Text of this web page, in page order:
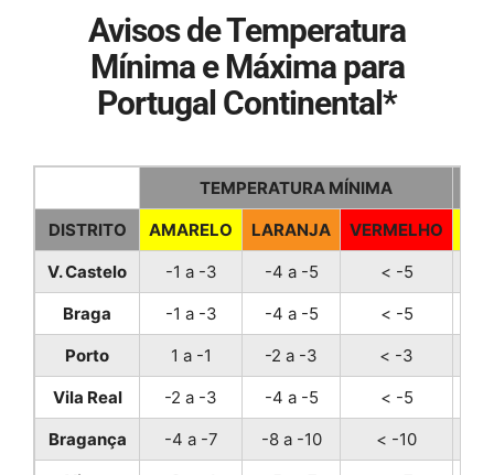
Avisos de Temperatura
Mínima e Máxima para
Portugal Continental*
TEMPERATURA MÍNIMA
DISTRITO
AMARELO LARANJA VERMELHO
V. Castelo
-1 a -3 -4 a -5 < -5
Braga
-1 a -3 -4 a -5 < -5
Porto
1 a -1 -2 a -3 < -3
Vila Real
-2 a -3 -4 a -5 < -5
Bragança
-4 a -7 -8 a -10 < -10